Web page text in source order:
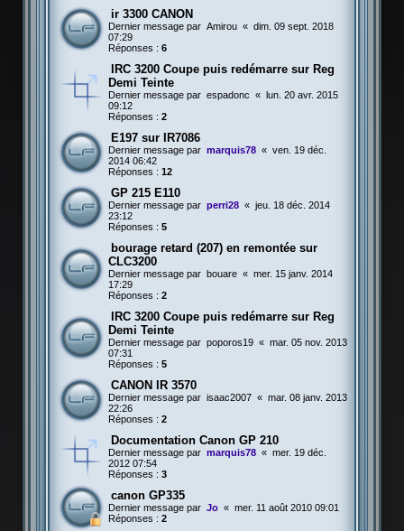
ir 3300 CANON
Dernier message par Amirou « dim. 09 sept. 2018
07:29
Réponses : 6
IRC 3200 Coupe puis redémarre sur Reg
Demi Teinte
Dernier message par espadonc «
lun. 20 avr. 2015
09:12
Réponses : 2
E197 sur IR7086
Dernier message par marquis78 « ven. 19 déc.
2014 06:42
Réponses : 12
GP 215 E110
Dernier message par perri28 « jeu. 18 déc. 2014
23:12
Réponses : 5
bourage retard (207) en remontée sur
CLC3200
Dernier message par bouare « mer. 15 janv. 2014
17:29
Réponses : 2
IRC 3200 Coupe puis redémarre sur Reg
Demi Teinte
Dernier message par poporos19 « mar. 05 nov. 2013
07:31
Réponses : 5
CANON IR 3570
Dernier message par isaac2007 « mar. 08 janv. 2013
22:26
Réponses : 2
Documentation Canon GP 210
Dernier message par marquis78 « mer. 19 déc.
2012 07:54
Réponses : 3
canon GP335
Dernier message par Jo « mer. 11 août 2010 09:01
Réponses : 2